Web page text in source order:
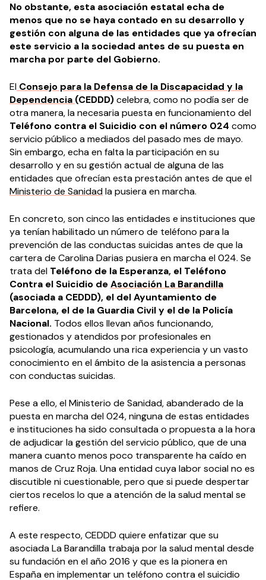
No obstante, esta asociación estatal echa de
menos que no se haya contado en su desarrollo y
gestión con alguna de las entidades que ya ofrecían
este servicio a la sociedad antes de su puesta en
marcha por parte del Gobierno.
El Consejo para la Defensa de la Discapacidad y la
Dependencia (CEDDD)celebra, como no podía ser de
otra manera, la necesaria puesta en funcionamiento del
Teléfono contra el Suicidio con el número 024 como
servicio público a mediados del pasado mes de mayo.
Sin embargo, echa en falta la participación en su
desarrollo y en su gestión actual de alguna de las
entidades que ofrecían esta prestación antes de que el
Ministerio de Sanidadla pusiera en marcha.
En concreto, son cinco las entidades e instituciones que
ya tenían habilitado un número de teléfono para la
prevención de las conductas suicidas antes de que la
cartera de Carolina Darias pusiera en marcha el 024. Se
trata del Teléfono de la Esperanza, el Teléfono
Contra el Suicidio deAsociación La Barandilla
(asociada a CEDDD), el del Ayuntamiento de
Barcelona, el de la Guardia Civil y el de la Policía
Nacional. Todos ellos llevan años funcionando,
gestionados y atendidos por profesionales en
psicología, acumulando una rica experiencia y un vasto
conocimiento en el ámbito de la asistencia a personas
con conductas suicidas.
Pese a ello, el Ministerio de Sanidad, abanderado de la
puesta en marcha del 024, ninguna de estas entidades
e instituciones ha sido consultada o propuesta a la hora
de adjudicar la gestión del servicio público, que de una
manera cuanto menos poco transparente ha caído en
manos de Cruz Roja. Una entidad cuya labor social no es
discutible ni cuestionable, pero que si puede despertar
ciertos recelos lo que a atención de la salud mental se
refiere.
A este respecto, CEDDD quiere enfatizar que su
asociada La Barandilla trabaja por la salud mental desde
su fundación en el año 2016 y que es la pionera en
España en implementar un teléfono contra el suicidio